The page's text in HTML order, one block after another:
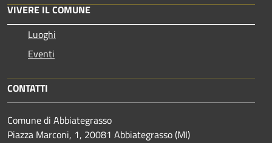
VIVERE IL COMUNE
Luoghi
Eventi
CONTATTI
Comune di Abbiategrasso
Piazza Marconi, 1, 20081 Abbiategrasso (MI)